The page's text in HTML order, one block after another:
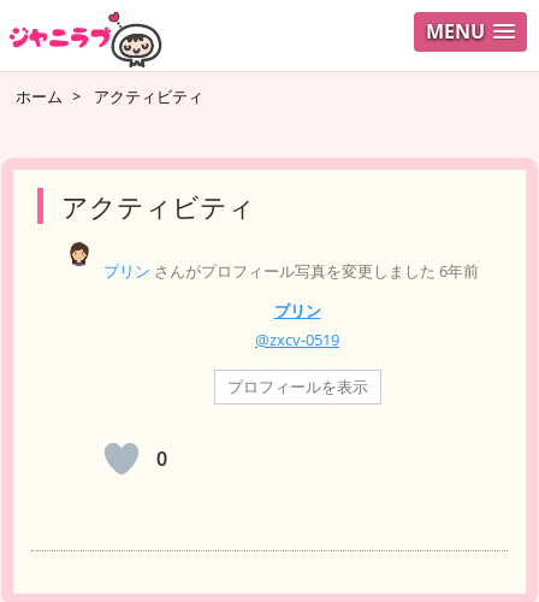
MENU ログイ
ホーム > アクティビティ
アクティビティ
プリン さんがプロフィール写真を変更しました 6年前
プリン
@zxcv-0519
プロフィールを表示
0